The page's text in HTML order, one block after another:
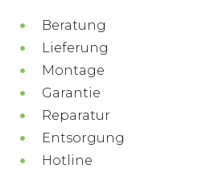
Beratung
Lieferung
Montage
Garantie
Reparatur
Entsorgung
Hotline